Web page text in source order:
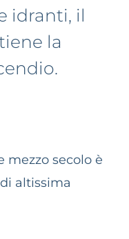
idranti, il
la
mezzo secolo è
altissima